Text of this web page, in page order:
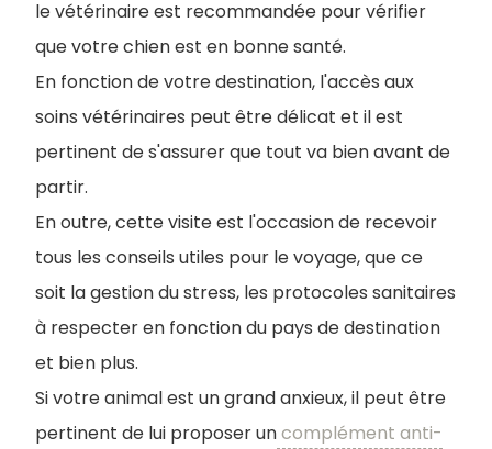
le vétérinaire est recommandée pour vérifier
que votre chien est en bonne santé.
En fonction de votre destination, l'accès aux
soins vétérinaires peut être délicat et il est
pertinent de s'assurer que tout va bien avant de
partir.
En outre, cette visite est l'occasion de recevoir
tous les conseils utiles pour le voyage, que ce
soit la gestion du stress, les protocoles sanitaires
à respecter en fonction du pays de destination
et bien plus.
Si votre animal est un grand anxieux, il peut être
pertinent de lui proposer uncomplément anti-